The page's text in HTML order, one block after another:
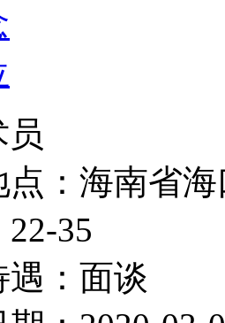
点：海南省
35
遇：面谈